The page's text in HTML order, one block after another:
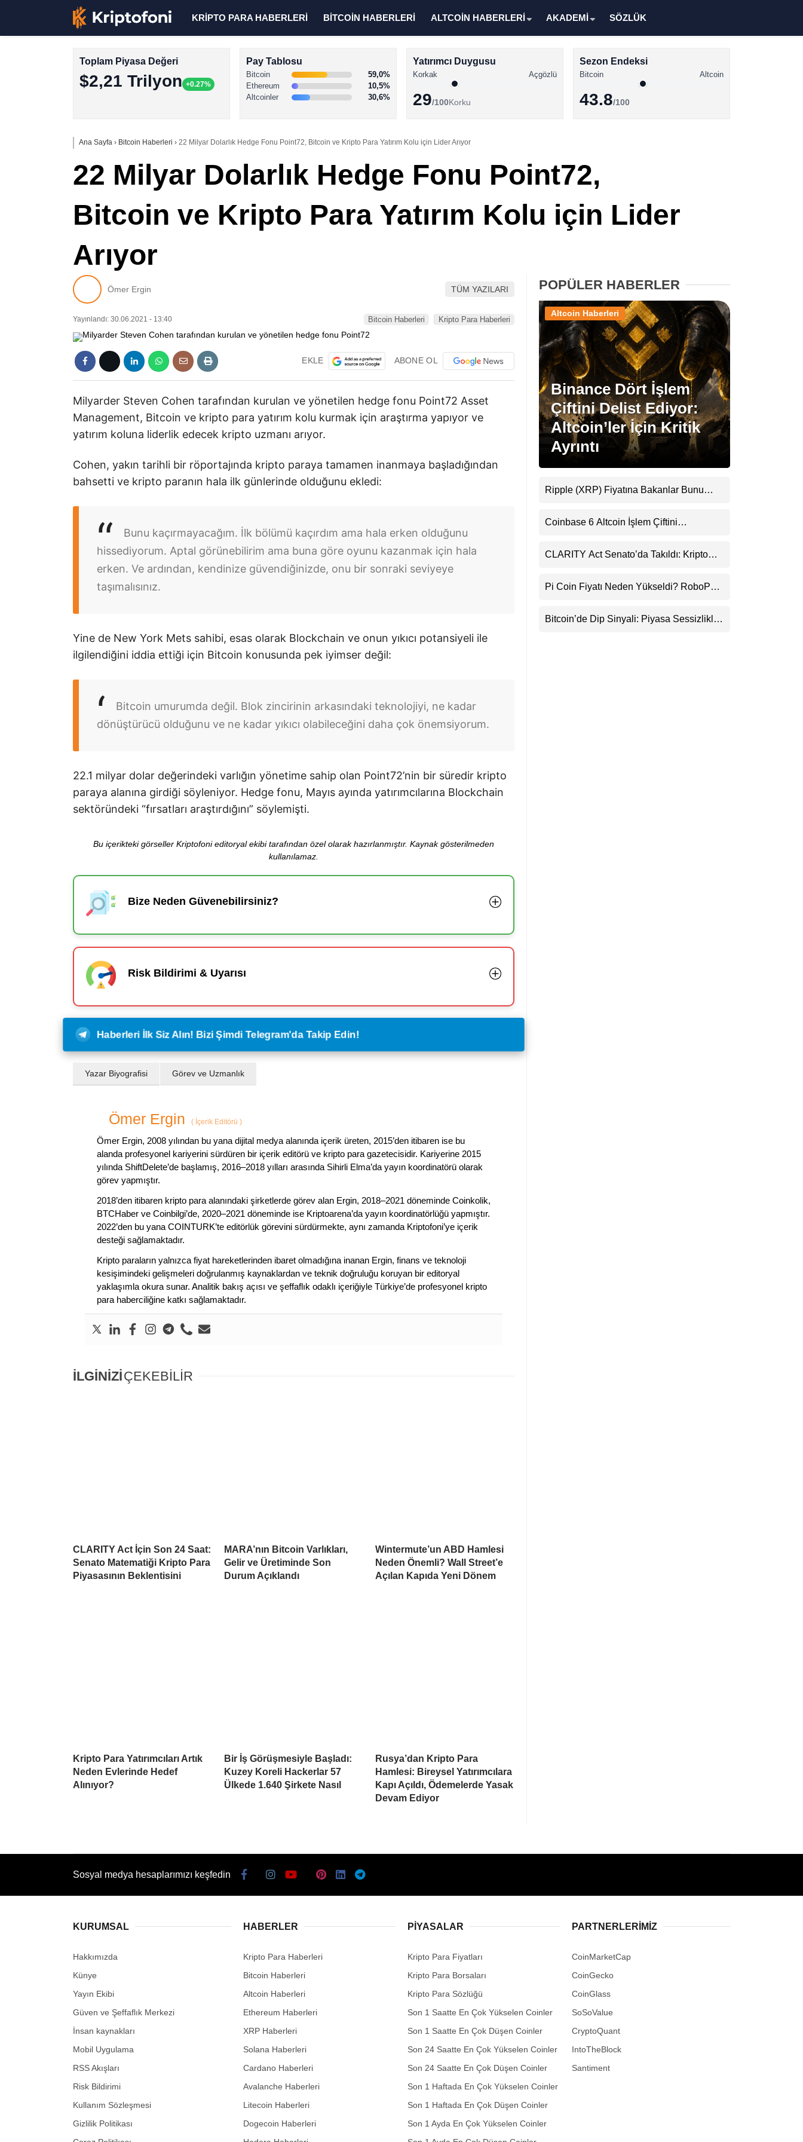
Solana Haberleri
Stablecoin Haberleri
Facebook
Instagram
Youtube
KRİPTO PARA HABERLERİ BİTCOİN HABERLERİ ALTCOİN HABERLERİ AKADEMİ SÖZLÜK
Toplam Piyasa Değeri
$2,21 Trilyon +0.27%
Pay Tablosu
Bitcoin
59,0%
Ethereum
10,5%
Altcoinler
30,6%
Yatırımcı Duygusu
Korkak Açgözlü
29/100Korku
Sezon Endeksi
Bitcoin Altcoin
43.8/100
Ana Sayfa › Bitcoin Haberleri › 22 Milyar Dolarlık Hedge Fonu Point72, Bitcoin ve Kripto Para Yatırım Kolu için Lider Arıyor
22 Milyar Dolarlık Hedge Fonu Point72,
Bitcoin ve Kripto Para Yatırım Kolu için Lider
Arıyor
Ömer Ergin TÜM YAZILARI
Yayınlandı: 30.06.2021 - 13:40 Bitcoin Haberleri Kripto Para Haberleri
EKLE ABONE OL
Milyarder Steven Cohen tarafından kurulan ve yönetilen hedge fonu Point72 Asset
Management, Bitcoin ve kripto para yatırım kolu kurmak için araştırma yapıyor ve
yatırım koluna liderlik edecek kripto uzmanı arıyor.
Cohen, yakın tarihli bir röportajında kripto paraya tamamen inanmaya başladığından
bahsetti ve kripto paranın hala ilk günlerinde olduğunu ekledi:
Bunu kaçırmayacağım. İlk bölümü kaçırdım ama hala erken olduğunu
hissediyorum. Aptal görünebilirim ama buna göre oyunu kazanmak için hala
erken. Ve ardından, kendinize güvendiğinizde, onu bir sonraki seviyeye
taşımalısınız.
Yine de New York Mets sahibi, esas olarak Blockchain ve onun yıkıcı potansiyeli ile
ilgilendiğini iddia ettiği için Bitcoin konusunda pek iyimser değil:
Bitcoin umurumda değil. Blok zincirinin arkasındaki teknolojiyi, ne kadar
dönüştürücü olduğunu ve ne kadar yıkıcı olabileceğini daha çok önemsiyorum.
22.1 milyar dolar değerindeki varlığın yönetime sahip olan Point72’nin bir süredir kripto
paraya alanına girdiği söyleniyor. Hedge fonu, Mayıs ayında yatırımcılarına Blockchain
sektöründeki “fırsatları araştırdığını” söylemişti.
Bu içerikteki görseller Kriptofoni editoryal ekibi tarafından özel olarak hazırlanmıştır. Kaynak gösterilmeden
kullanılamaz.
Bize Neden Güvenebilirsiniz?
Risk Bildirimi & Uyarısı
Haberleri İlk Siz Alın! Bizi Şimdi Telegram'da Takip Edin!
Yazar Biyografisi Görev ve Uzmanlık
Ömer Ergin ( İçerik Editörü )
Ömer Ergin, 2008 yılından bu yana dijital medya alanında içerik üreten, 2015’den itibaren ise bu
alanda profesyonel kariyerini sürdüren bir içerik editörü ve kripto para gazetecisidir. Kariyerine 2015
yılında ShiftDelete’de başlamış, 2016–2018 yılları arasında Sihirli Elma’da yayın koordinatörü olarak
görev yapmıştır.
2018’den itibaren kripto para alanındaki şirketlerde görev alan Ergin, 2018–2021 döneminde Coinkolik,
BTCHaber ve Coinbilgi’de, 2020–2021 döneminde ise Kriptoarena’da yayın koordinatörlüğü yapmıştır.
2022’den bu yana COINTURK’te editörlük görevini sürdürmekte, aynı zamanda Kriptofoni’ye içerik
desteği sağlamaktadır.
Kripto paraların yalnızca fiyat hareketlerinden ibaret olmadığına inanan Ergin, finans ve teknoloji
kesişimindeki gelişmeleri doğrulanmış kaynaklardan ve teknik doğruluğu koruyan bir editoryal
yaklaşımla okura sunar. Analitik bakış açısı ve şeffaflık odaklı içeriğiyle Türkiye’de profesyonel kripto
para haberciliğine katkı sağlamaktadır.
İLGİNİZİÇEKEBİLİR
CLARITY Act İçin Son 24 Saat:
Senato Matematiği Kripto Para
Piyasasının Beklentisini
MARA’nın Bitcoin Varlıkları,
Gelir ve Üretiminde Son
Durum Açıklandı
Wintermute’un ABD Hamlesi
Neden Önemli? Wall Street’e
Açılan Kapıda Yeni Dönem
Kripto Para Yatırımcıları Artık
Neden Evlerinde Hedef
Alınıyor?
Bir İş Görüşmesiyle Başladı:
Kuzey Koreli Hackerlar 57
Ülkede 1.640 Şirkete Nasıl
Rusya’dan Kripto Para
Hamlesi: Bireysel Yatırımcılara
Kapı Açıldı, Ödemelerde Yasak
Devam Ediyor
POPÜLER HABERLER
Binance Dört İşlem
Çiftini Delist Ediyor:
Altcoin’ler İçin Kritik
Ayrıntı
Altcoin Haberleri
Ripple (XRP) Fiyatına Bakanlar Bunu
Uyarı
Coinbase 6 Altcoin İşlem Çiftini
CLARITY Act Senato’da Takıldı: Kripto
Pi Coin Fiyatı Neden Yükseldi? RoboPay
Destekledi
Bitcoin’de Dip Sinyali: Piyasa Sessizlikle
Sosyal medya hesaplarımızı keşfedin
KURUMSAL
Hakkımızda
Künye
Yayın Ekibi
Güven ve Şeffaflık Merkezi
İnsan kaynakları
Mobil Uygulama
RSS Akışları
Risk Bildirimi
Kullanım Sözleşmesi
Gizlilik Politikası
HABERLER
Kripto Para Haberleri
Bitcoin Haberleri
Altcoin Haberleri
Ethereum Haberleri
XRP Haberleri
Solana Haberleri
Cardano Haberleri
Avalanche Haberleri
Litecoin Haberleri
Dogecoin Haberleri
PIYASALAR
Kripto Para Fiyatları
Kripto Para Borsaları
Kripto Para Sözlüğü
Son 1 Saatte En Çok Yükselen Coinler
Son 1 Saatte En Çok Düşen Coinler
Son 24 Saatte En Çok Yükselen Coinler
Son 24 Saatte En Çok Düşen Coinler
Son 1 Haftada En Çok Yükselen Coinler
Son 1 Haftada En Çok Düşen Coinler
Son 1 Ayda En Çok Yükselen Coinler
PARTNERLERIMIZ
CoinMarketCap
CoinGecko
CoinGlass
SoSoValue
CryptoQuant
IntoTheBlock
Santiment